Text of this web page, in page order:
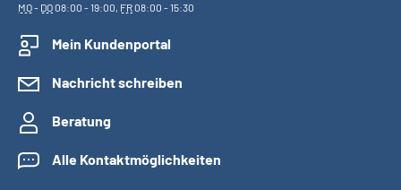
MO- DO08:00 - 19:00, FR08:00 - 15:30
Mein Kundenportal
Nachricht schreiben
Beratung
Alle Kontaktmöglichkeiten